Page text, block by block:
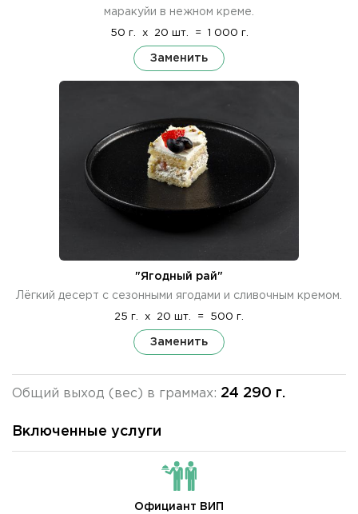
маракуйи в нежном креме.
50 г. x 20 шт. = 1 000 г.
Заменить
"Ягодный рай"
Лёгкий десерт с сезонными ягодами и сливочным кремом.
25 г. x 20 шт. = 500 г.
Заменить
Общий выход (вес) в граммах: 24 290 г.
Включенные услуги
Официант ВИП